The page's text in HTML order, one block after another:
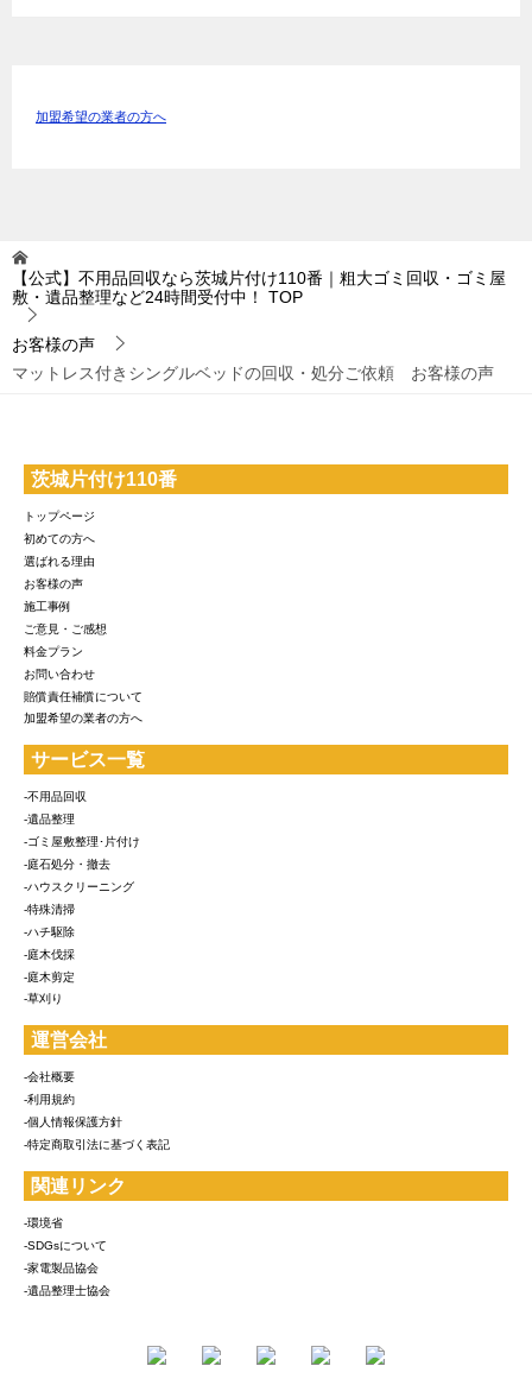
加盟希望の業者の方へ
【公式】不用品回収なら茨城片付け110番｜粗大ゴミ回収・ゴミ屋
敷・遺品整理など24時間受付中！
TOP
お客様の声
マットレス付きシングルベッドの回収・処分ご依頼 お客様の声
茨城片付け110番
トップページ
初めての方へ
選ばれる理由
お客様の声
施工事例
ご意見・ご感想
料金プラン
お問い合わせ
賠償責任補償について
加盟希望の業者の方へ
サービス一覧
-不用品回収
-遺品整理
-ゴミ屋敷整理･片付け
-庭石処分・撤去
-ハウスクリーニング
-特殊清掃
-ハチ駆除
-庭木伐採
-庭木剪定
-草刈り
運営会社
-会社概要
-利用規約
-個人情報保護方針
-特定商取引法に基づく表記
関連リンク
-環境省
-SDGsについて
-家電製品協会
-遺品整理士協会